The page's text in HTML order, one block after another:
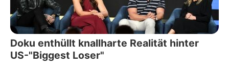
Doku enthüllt knallharte Realität hinter
US-"Biggest Loser"